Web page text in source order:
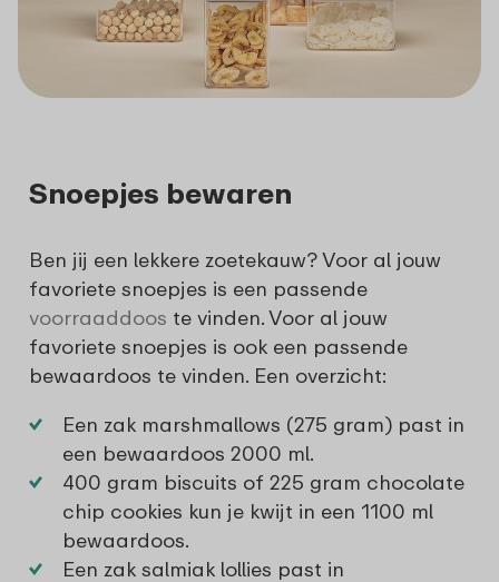
Snoepjes bewaren
Ben jij een lekkere zoetekauw? Voor al jouw
favoriete snoepjes is een passende
voorraaddoos te vinden. Voor al jouw
favoriete snoepjes is ook een passende
bewaardoos te vinden. Een overzicht:
Een zak marshmallows (275 gram) past in
een bewaardoos 2000 ml.
400 gram biscuits of 225 gram chocolate
chip cookies kun je kwijt in een 1100 ml
bewaardoos.
Een zak salmiak lollies past in